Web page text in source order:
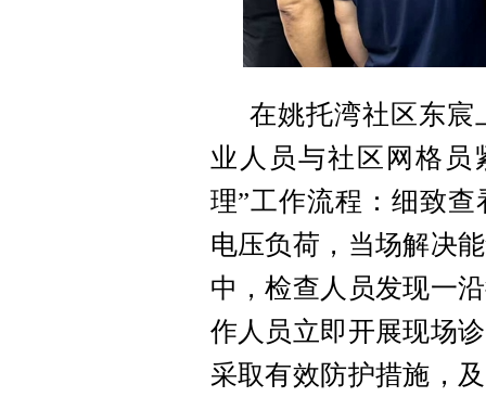
在姚托湾社区东宸
业人员与社区网格员
理”工作流程：细致
电压负荷，当场解决
中，检查人员发现一
作人员立即开展现场
采取有效防护措施，